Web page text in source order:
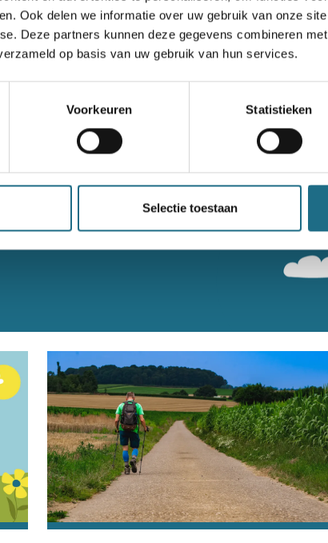
Ook delen we informatie over uw gebruik van onze
Deze partners kunnen deze gegevens combineren
op basis van uw gebruik van hun services.
Voorkeuren Statistieken
Selectie toestaan
4 km 5 km 7 km 13 km
18 km
21 km
ballonvaart
bereiken kan kans maken